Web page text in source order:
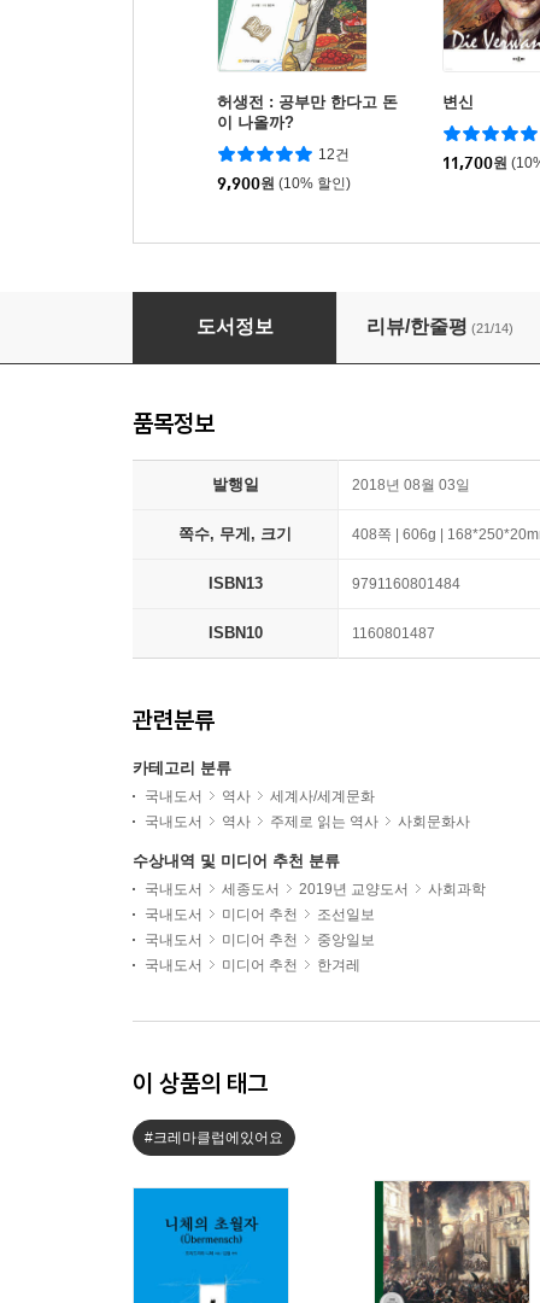
허생전 : 공부만 한다고 돈
이 나올까?
12건
9,900원 (10% 할인)
변신
11,700원
재판으로 본 세계사
도서정보 리뷰/한줄평 (21/14)
품목정보
발행일 2018년 08월 03일
쪽수, 무게, 크기 408쪽 | 606g |
ISBN13 9791160801484
ISBN10 1160801487
관련분류
카테고리 분류
국내도서 역사
세계사/세계문화
국내도서
역사 주제로 읽는 역사 사회문화사
수상내역 및 미디어 추천 분류
국내도서 세종도서 2019년 교양도서
사회과학
국내도서
미디어 추천
조선일보
국내도서
미디어 추천
중앙일보
국내도서
미디어 추천 한겨레
이 상품의 태그
#크레마클럽에있어요